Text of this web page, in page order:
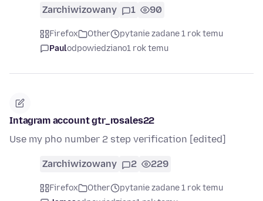
Zarchiwizowany 1 90
Firefox Other
pytanie zadane 1 rok temu
Paulodpowiedziano1 rok temu
Intagram account gtr_rosales22
Use my pho number 2 step verification [edited]
Zarchiwizowany 2 229
Firefox Other
pytanie zadane 1 rok temu